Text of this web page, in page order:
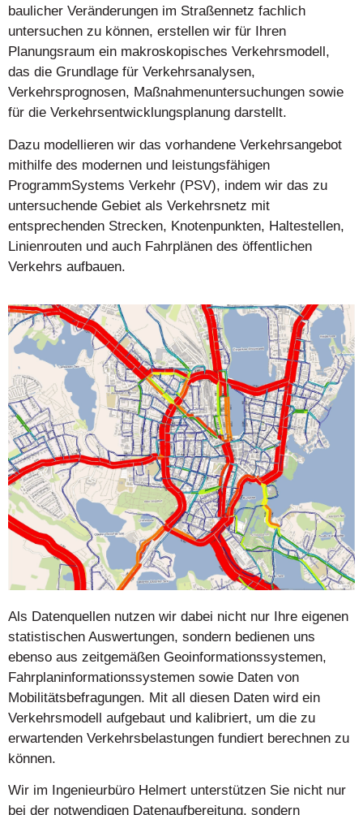
baulicher Veränderungen im Straßennetz fachlich
untersuchen zu können, erstellen wir für Ihren
Planungsraum ein makroskopisches Verkehrsmodell,
das die Grundlage für Verkehrsanalysen,
Verkehrsprognosen, Maßnahmenuntersuchungen sowie
für die Verkehrsentwicklungsplanung darstellt.
Dazu modellieren wir das vorhandene Verkehrsangebot
mithilfe des modernen und leistungsfähigen
ProgrammSystems Verkehr (PSV), indem wir das zu
untersuchende Gebiet als Verkehrsnetz mit
entsprechenden Strecken, Knotenpunkten, Haltestellen,
Linienrouten und auch Fahrplänen des öffentlichen
Verkehrs aufbauen.
Als Datenquellen nutzen wir dabei nicht nur Ihre eigenen
statistischen Auswertungen, sondern bedienen uns
ebenso aus zeitgemäßen Geoinformationssystemen,
Fahrplaninformationssystemen sowie Daten von
Mobilitätsbefragungen. Mit all diesen Daten wird ein
Verkehrsmodell aufgebaut und kalibriert, um die zu
erwartenden Verkehrsbelastungen fundiert berechnen zu
können.
Wir im Ingenieurbüro Helmert unterstützen Sie nicht nur
bei der notwendigen Datenaufbereitung, sondern